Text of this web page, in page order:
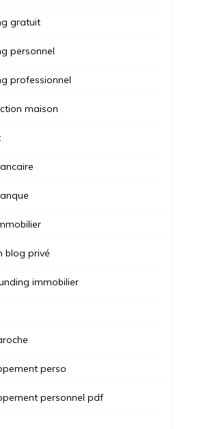
gratuit
personnel
professionnel
maison
blog privé
immobilier
perso
personnel pdf